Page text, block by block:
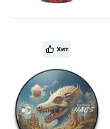
Хит